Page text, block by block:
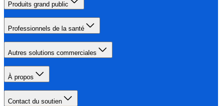
Produits grand public
Professionnels de la santé
Autres solutions commerciales
À propos
Contact du soutien